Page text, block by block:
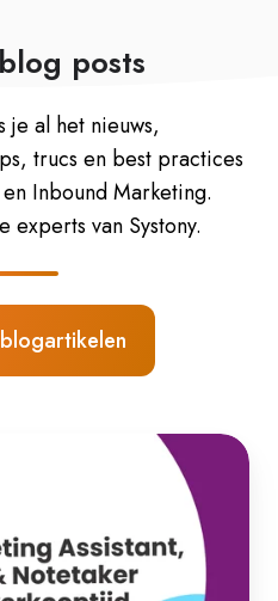
posts
je al het nieuws,
trucs en best practices
Inbound Marketing.
experts van Systony.